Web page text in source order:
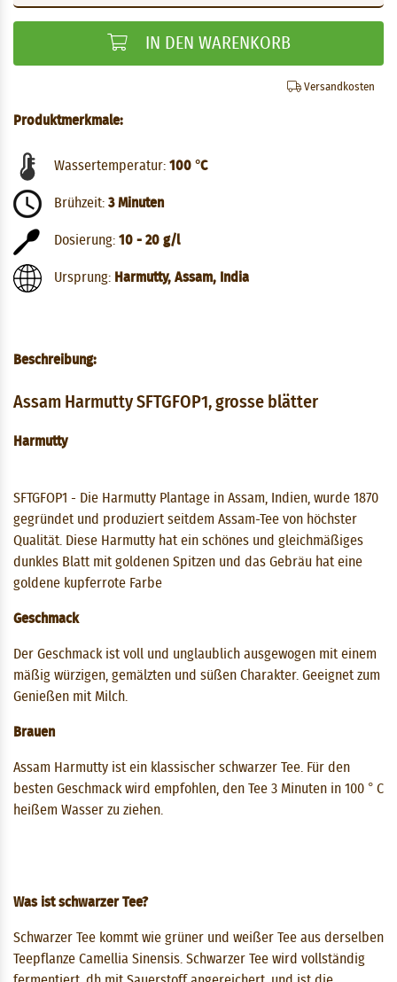
IN DEN WARENKORB
Versandkosten
Produktmerkmale:
Wassertemperatur: 100 °C
Brühzeit: 3 Minuten
Dosierung: 10 - 20 g/l
Ursprung: Harmutty, Assam, India
Beschreibung:
Assam Harmutty SFTGFOP1, grosse blätter
Harmutty
SFTGFOP1 - Die Harmutty Plantage in Assam, Indien, wurde 1870
gegründet und produziert seitdem Assam-Tee von höchster
Qualität. Diese Harmutty hat ein schönes und gleichmäßiges
dunkles Blatt mit goldenen Spitzen und das Gebräu hat eine
goldene kupferrote Farbe
Geschmack
Der Geschmack ist voll und unglaublich ausgewogen mit einem
mäßig würzigen, gemälzten und süßen Charakter. Geeignet zum
Genießen mit Milch.
Brauen
Assam Harmutty ist ein klassischer schwarzer Tee. Für den
besten Geschmack wird empfohlen, den Tee 3 Minuten in 100 ° C
heißem Wasser zu ziehen.
Was ist schwarzer Tee?
Schwarzer Tee kommt wie grüner und weißer Tee aus derselben
Teepflanze Camellia Sinensis. Schwarzer Tee wird vollständig